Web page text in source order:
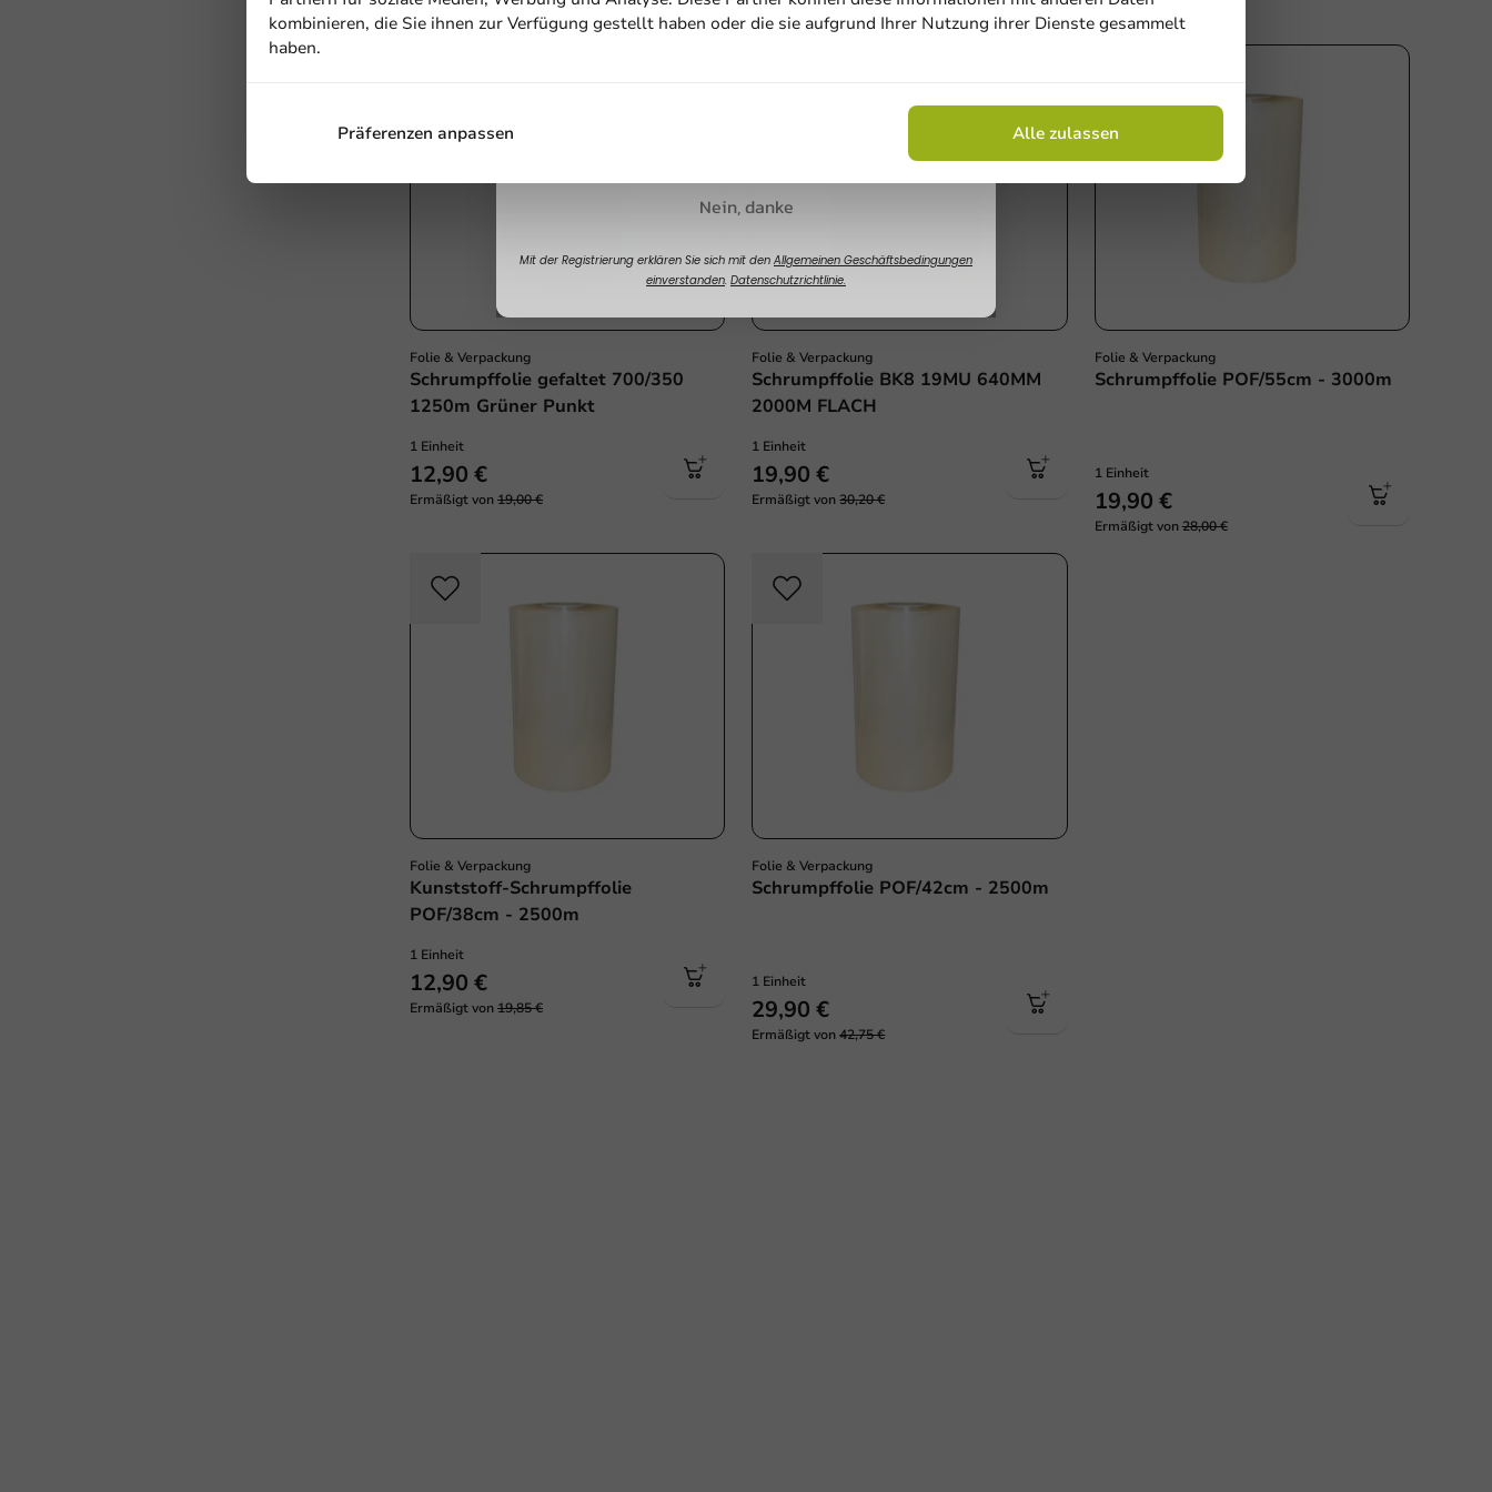
Folie & Verpackung
Schrumpffolie gefaltet 700/350
1250m Grüner Punkt
1 Einheit
12,90 €
Ermäßigt von19,00 €
Folie & Verpackung
Schrumpffolie BK8 19MU 640MM
2000M FLACH
1 Einheit
19,90 €
Ermäßigt von 30,20 €
Folie & Verpackung
Schrumpffolie POF/55cm - 3000m
1 Einheit
19,90 €
Ermäßigt von28,00 €
Folie & Verpackung
Kunststoff-Schrumpffolie
POF/38cm - 2500m
1 Einheit
12,90 €
Ermäßigt von19,85 €
Folie & Verpackung
Schrumpffolie POF/42cm - 2500m
1 Einheit
29,90 €
Ermäßigt von 42,75 €
kombinieren, die Sie ihnen zur Verfügung gestellt haben oder die sie aufgrund Ihrer Nutzung ihrer Dienste gesammelt
haben.
Präferenzen anpassen Alle zulassen
Nein, danke
Mit der Registrierung erklären Sie sich mit den Allgemeinen Geschäftsbedingungen
einverstanden. Datenschutzrichtlinie.